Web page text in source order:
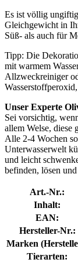
Es ist völlig
Gleichgewicht in
Süß- als auch für
Tipp: Die
mit warmem
Allzweckreiniger
Unser Experte
Sei vorsichtig,
allem Welse, diese
Alle 2-4 Wochen
Unterwasserwelt
und leicht
befinden, lösen
Art.-Nr.:
Inhalt:
EAN:
Hersteller-Nr.:
Marken
Tierarten: